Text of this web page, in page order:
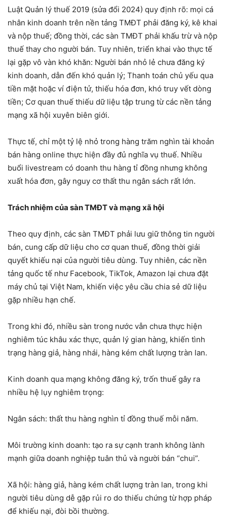
Luật Quản lý thuế 2019 (sửa đổi 2024) quy định rõ: mọi cá
nhân kinh doanh trên nền tảng TMĐT phải đăng ký, kê khai
và nộp thuế; đồng thời, các sàn TMĐT phải khấu trừ và nộp
thuế thay cho người bán. Tuy nhiên, triển khai vào thực tế
lại gặp vô vàn khó khăn: Người bán nhỏ lẻ chưa đăng ký
kinh doanh, dẫn đến khó quản lý; Thanh toán chủ yếu qua
tiền mặt hoặc ví điện tử, thiếu hóa đơn, khó truy vết dòng
tiền; Cơ quan thuế thiếu dữ liệu tập trung từ các nền tảng
mạng xã hội xuyên biên giới.
Thực tế, chỉ một tỷ lệ nhỏ trong hàng trăm nghìn tài khoản
bán hàng online thực hiện đầy đủ nghĩa vụ thuế. Nhiều
buổi livestream có doanh thu hàng tỉ đồng nhưng không
xuất hóa đơn, gây nguy cơ thất thu ngân sách rất lớn.
Trách nhiệm của sàn TMĐT và mạng xã hội
Theo quy định, các sàn TMĐT phải lưu giữ thông tin người
bán, cung cấp dữ liệu cho cơ quan thuế, đồng thời giải
quyết khiếu nại của người tiêu dùng. Tuy nhiên, các nền
tảng quốc tế như Facebook, TikTok, Amazon lại chưa đặt
máy chủ tại Việt Nam, khiến việc yêu cầu chia sẻ dữ liệu
gặp nhiều hạn chế.
Trong khi đó, nhiều sàn trong nước vẫn chưa thực hiện
nghiêm túc khâu xác thực, quản lý gian hàng, khiến tình
trạng hàng giả, hàng nhái, hàng kém chất lượng tràn lan.
Kinh doanh qua mạng không đăng ký, trốn thuế gây ra
nhiều hệ lụy nghiêm trọng:
Ngân sách: thất thu hàng nghìn tỉ đồng thuế mỗi năm.
Môi trường kinh doanh: tạo ra sự cạnh tranh không lành
mạnh giữa doanh nghiệp tuân thủ và người bán “chui”.
Xã hội: hàng giả, hàng kém chất lượng tràn lan, trong khi
người tiêu dùng dễ gặp rủi ro do thiếu chứng từ hợp pháp
để khiếu nại, đòi bồi thường.